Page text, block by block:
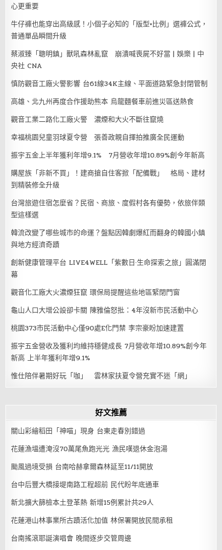
心更重要
牛仔褲也能穿出高級感！小個子必知的「版型×比例」選褲公式，
普通單品瞬間升級
蔡淑臻「聰明鎮」獸吼森林亂竄 崩潰喊喪屍不好當 | 娛樂 | 中
央社 CNA
慎防觀音工廠火警影響 台61線34K主線、平面道路緊急封閉管制
高雄、北九州再度合作援助熊本 烏龍麵餐車前進災區送熱食
觀音工業二路化工廠火警 濃煙和大火不斷往竄燒
幸福桃園兒童羽球夏令營 張善政親自揮拍推廣全民運動
振宇五金上半年獲利年增9.1% 7月營收年增10.89%創今年新高
購屋族「非新不買」！建商搶自住客掀「配備戰」 格局、建材
到精裝修全升級
台灣旅遊住宿怎麼省？民宿、商旅、度假村各有優勢，依旅伴類
型這樣選
韓流改變了哪些城市的命運？盤點因韓劇爆紅而翻身的韓國小鎮
與地方經濟奇蹟
創新健康管理平台 LIVE4WELL「紫數日·生命探索之旅」圓滿閉
幕
觀音化工廠大火濃煙狂竄 環保局提醒這些地區緊閉門窗
龜山人口大增公設卻卡關 陳雅倫怒批：4年沒新市民活動中心
桃園373市民活動中心僅90處E化門禁 李宗豪盼加速建置
振宇五金營收及獲利均維持穩健成長 7月營收年增10.89%創今年
新高 上半年獲利年增9.1%
惟仕陪伴暑期好玩「咖」 雲林家扶夏令營充實不迷「網」
好文推薦
關山彩繪稻田「神喵」現身 台東走春別錯過
花蓮漁塭遭淹沒70萬尾魚跑光光 漁民嘆退休金泡湯
颱風過境受損 台南哈赫拿爾森林延至11/11開放
台中后豐大橋接堤南路工程超前 民代盼年底通車
新北擴大篩檢本土登革熱 新增15例累計共29人
花蓮港山林事業所古蹟活化加值 林保署開放民間承租
台南搖滾耶誕演唱會 晚間逐步交管周邊